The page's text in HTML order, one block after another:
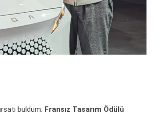
buldum. Fransız Tasarım Ödülü